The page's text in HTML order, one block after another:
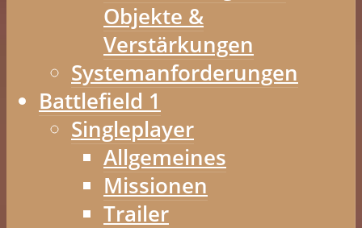
Objekte &
Verstärkungen
Systemanforderungen
Battlefield 1
Singleplayer
Allgemeines
Missionen
Trailer